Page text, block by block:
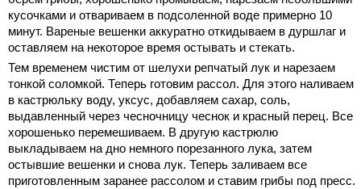
кусочками и отвариваем в подсоленной воде примерно 10
минут. Вареные вешенки аккуратно откидываем в дуршлаг и
оставляем на некоторое время остывать и стекать.
Тем временем чистим от шелухи репчатый лук и нарезаем
тонкой соломкой. Теперь готовим рассол. Для этого наливаем
в кастрюльку воду, уксус, добавляем сахар, соль,
выдавленный через чесночницу чеснок и красный перец. Все
хорошенько перемешиваем. В другую кастрюлю
выкладываем на дно немного порезанного лука, затем
остывшие вешенки и снова лук. Теперь заливаем все
приготовленным заранее рассолом и ставим грибы под пресс.